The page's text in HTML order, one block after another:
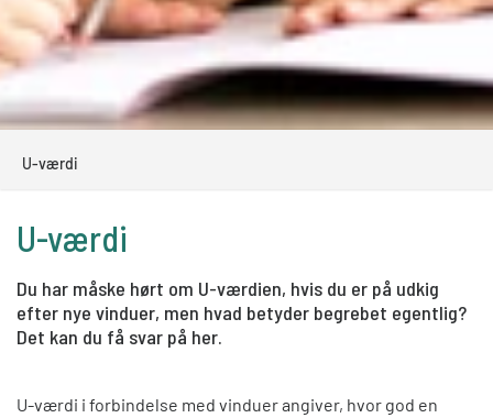
U-værdi
U-værdi
Du har måske hørt om U-værdien, hvis du er på udkig
efter nye vinduer, men hvad betyder begrebet egentlig?
Det kan du få svar på her.
U-værdi i forbindelse med vinduer angiver, hvor god en